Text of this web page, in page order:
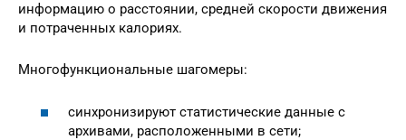
информацию о расстоянии, средней скорости движения
и потраченных калориях.
Многофункциональные шагомеры:
синхронизируют статистические данные с
архивами, расположенными в сети;